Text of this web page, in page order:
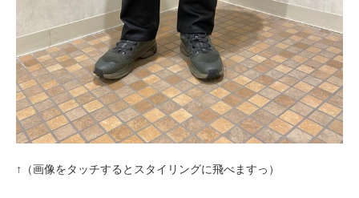
↑（画像をタッチするとスタイリングに飛べますっ）